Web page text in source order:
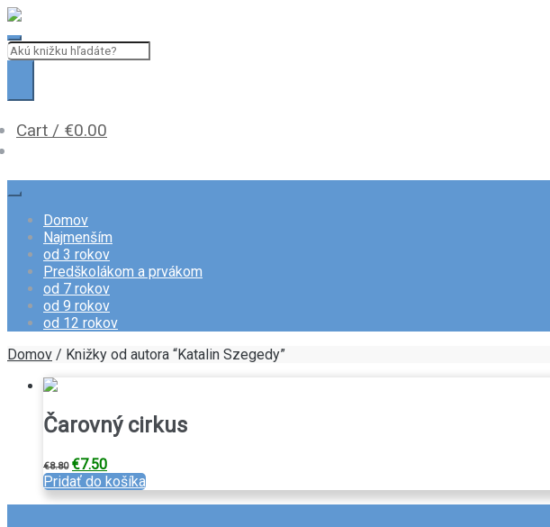
Skip
to
navigation
Skip
to
content
Cart / €0.00
Domov
Najmenším
od 3 rokov
Predškolákom a prvákom
od 7 rokov
od 9 rokov
od 12 rokov
Domov / Knižky od autora “Katalin Szegedy”
Čarovný cirkus
€8.80 Pôvodná
cena
bola:
€7.50Aktuálna
cena
je:
Pridať do košíka